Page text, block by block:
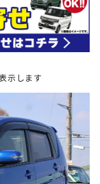
示します